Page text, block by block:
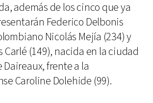
además de los cinco que ya
Federico Delbonis
Nicolás Mejía (234) y
Carlé (149), nacida en la ciudad
frente a la
Caroline Dolehide (99).